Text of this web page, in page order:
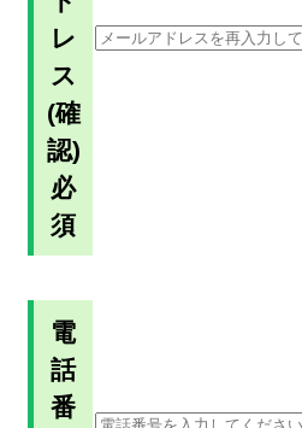
レ
ス
(確
認)
必
須
電
話
番